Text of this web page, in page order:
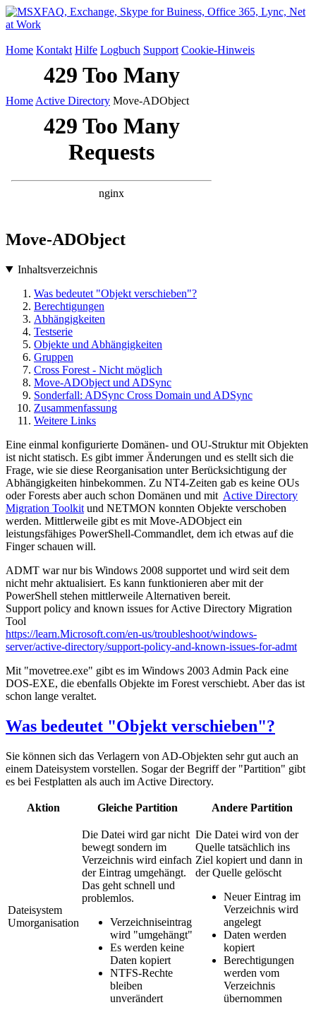
Home Kontakt Hilfe Logbuch Support Cookie-Hinweis
Home Active Directory Move-ADObject
Move-ADObject
Inhaltsverzeichnis
Was bedeutet "Objekt verschieben"?
Berechtigungen
Abhängigkeiten
Testserie
Objekte und Abhängigkeiten
Gruppen
Cross Forest - Nicht möglich
Move-ADObject und ADSync
Sonderfall: ADSync Cross Domain und ADSync
Zusammenfassung
Weitere Links
Eine einmal konfigurierte Domänen- und OU-Struktur mit Objekten
ist nicht statisch. Es gibt immer Änderungen und es stellt sich die
Frage, wie sie diese Reorganisation unter Berücksichtigung der
Abhängigkeiten hinbekommen. Zu NT4-Zeiten gab es keine OUs
oder Forests aber auch schon Domänen und mit Active Directory
Migration Toolkit und NETMON konnten Objekte verschoben
werden. Mittlerweile gibt es mit Move-ADObject ein
leistungsfähiges PowerShell-Commandlet, dem ich etwas auf die
Finger schauen will.
ADMT war nur bis Windows 2008 supportet und wird seit dem
nicht mehr aktualisiert. Es kann funktionieren aber mit der
PowerShell stehen mittlerweile Alternativen bereit.
Support policy and known issues for Active Directory Migration
Tool
https://learn.Microsoft.com/en-us/troubleshoot/windows-
server/active-directory/support-policy-and-known-issues-for-admt
Mit "movetree.exe" gibt es im Windows 2003 Admin Pack eine
DOS-EXE, die ebenfalls Objekte im Forest verschiebt. Aber das ist
schon lange veraltet.
Was bedeutet "Objekt verschieben"?
Sie können sich das Verlagern von AD-Objekten sehr gut auch an
einem Dateisystem vorstellen. Sogar der Begriff der "Partition" gibt
es bei Festplatten als auch im Active Directory.
Aktion Gleiche Partition Andere Partition
Dateisystem
Umorganisation
Die Datei wird gar nicht
bewegt sondern im
Verzeichnis wird einfach
der Eintrag umgehängt.
Das geht schnell und
problemlos.
Verzeichniseintrag
wird "umgehängt"
Es werden keine
Daten kopiert
NTFS-Rechte
bleiben
unverändert
Die Datei wird von der
Quelle tatsächlich ins
Ziel kopiert und dann in
der Quelle gelöscht
Neuer Eintrag im
Verzeichnis wird
angelegt
Daten werden
kopiert
Berechtigungen
werden vom
Verzeichnis
übernommen